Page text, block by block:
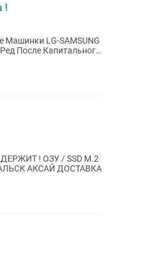
!
! ОЗУ / SSD M.2
АКСАЙ ДОСТАВКА